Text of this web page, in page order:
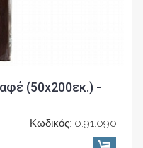
(50x200εκ.) -
Κωδικός: 0.91.090